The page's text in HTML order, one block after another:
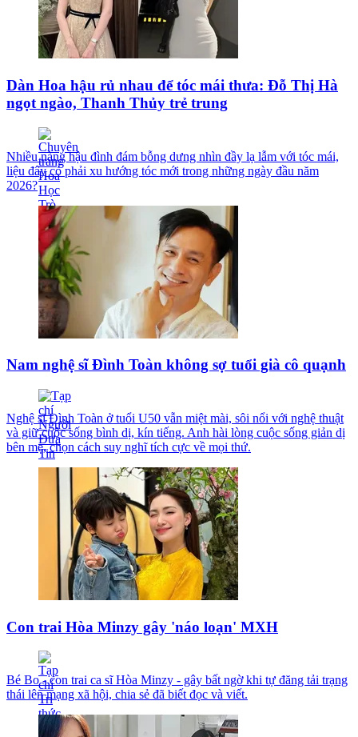
Dàn Hoa hậu rủ nhau để tóc mái thưa: Đỗ Thị Hà
ngọt ngào, Thanh Thủy trẻ trung
Nhiều nàng hậu đình đám bỗng dưng nhìn đầy lạ lẫm với tóc mái,
liệu đây có phải xu hướng tóc mới trong những ngày đầu năm
2026?
Nam nghệ sĩ Đình Toàn không sợ tuổi già cô quạnh
Nghệ sĩ Đình Toàn ở tuổi U50 vẫn miệt mài, sôi nổi với nghệ thuật
và giữ cuộc sống bình dị, kín tiếng. Anh hài lòng cuộc sống giản dị
bên mẹ, chọn cách suy nghĩ tích cực về mọi thứ.
Con trai Hòa Minzy gây 'náo loạn' MXH
Bé Bo - con trai ca sĩ Hòa Minzy - gây bất ngờ khi tự đăng tải trạng
thái lên mạng xã hội, chia sẻ đã biết đọc và viết.